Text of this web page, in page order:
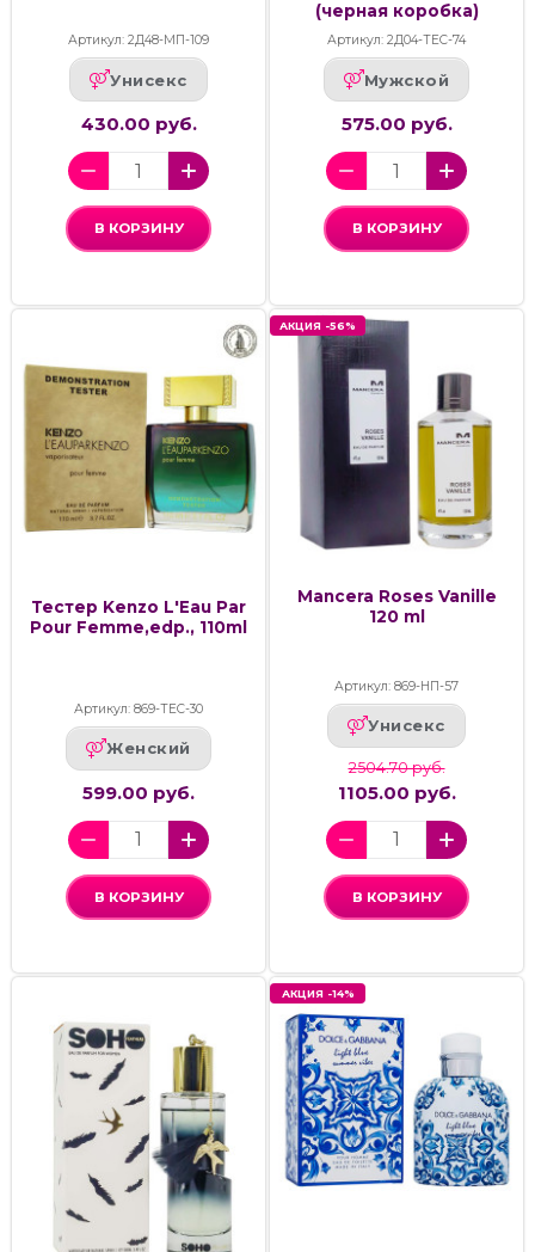
Артикул: 2Д48-МП-109
Унисекс
430.00 руб.
В КОРЗИНУ
(черная коробка)
Артикул: 2Д04-ТЕС-74
Мужской
575.00 руб.
В КОРЗИНУ
Тестер Kenzo L'Eau Par
Pour Femme,edp., 110ml
Артикул: 869-ТЕС-30
Женский
599.00 руб.
В КОРЗИНУ
АКЦИЯ -56%
Mancera Roses Vanille
120 ml
Артикул: 869-НП-57
Унисекс
2504.70 руб.
1105.00 руб.
В КОРЗИНУ
АКЦИЯ -14%